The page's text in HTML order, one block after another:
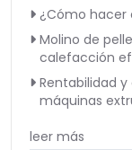
¿Cómo hacer
Molino de
calefacción
Rentabilidad
máquinas
leer más